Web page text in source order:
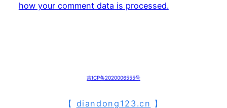
how your comment data is processed.
吉ICP备2020006555号
【 diandong123.cn 】